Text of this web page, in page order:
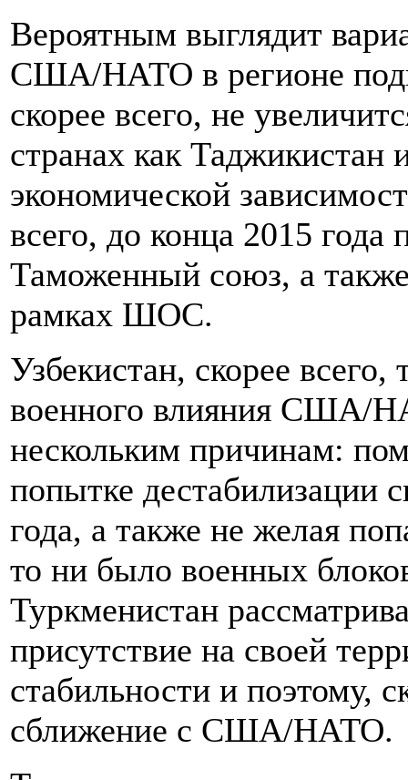
Вероятным выглядит
США/НАТО в регионе
скорее всего, не
странах как
экономической
всего, до конца 2015 года
Таможенный союз, а также
рамках ШОС.
Узбекистан, скорее
военного влияния США/
нескольким причинам:
попытке дестабилизации
года, а также не желая
то ни было военных
Туркменистан
присутствие на своей
стабильности и поэтому,
сближение с США/НАТО.